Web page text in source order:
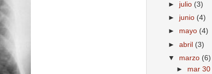
► julio (3)
► junio (4)
► mayo (4)
►abril (3)
▼ marzo (6)
► mar 30